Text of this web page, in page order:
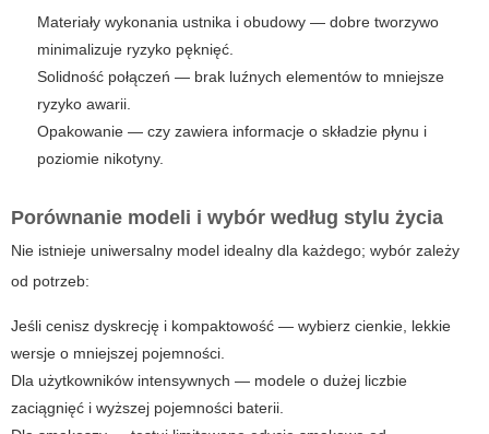
Materiały wykonania ustnika i obudowy — dobre tworzywo
minimalizuje ryzyko pęknięć.
Solidność połączeń — brak luźnych elementów to mniejsze
ryzyko awarii.
Opakowanie — czy zawiera informacje o składzie płynu i
poziomie nikotyny.
Porównanie modeli i wybór według stylu życia
Nie istnieje uniwersalny model idealny dla każdego; wybór zależy
od potrzeb:
Jeśli cenisz dyskrecję i kompaktowość — wybierz cienkie, lekkie
wersje o mniejszej pojemności.
Dla użytkowników intensywnych — modele o dużej liczbie
zaciągnięć i wyższej pojemności baterii.